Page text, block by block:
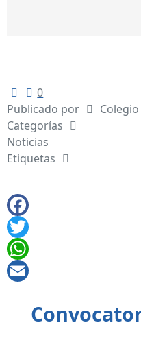
0
Publicado por
Categorías
Noticias
Etiquetas